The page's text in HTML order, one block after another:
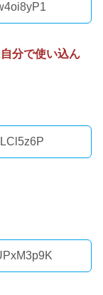
分で使い込ん